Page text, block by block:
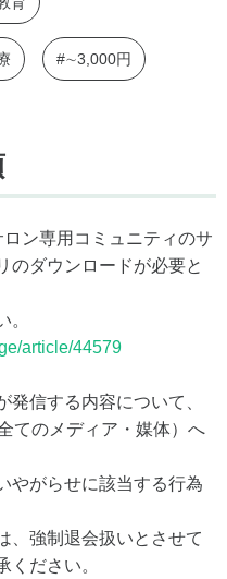
#∼3,000円
ン専用コミュニティのサ
のダウンロードが必要と
。
article/44579
発信する内容について、
てのメディア・媒体）へ
やがらせに該当する行為
、強制退会扱いとさせて
ください。